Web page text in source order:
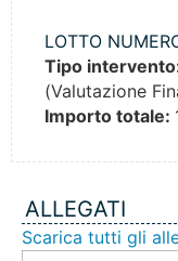
LOTTO
Tipo
(Valutazione
Importo totale:
ALLEGATI
Scarica tutti gli